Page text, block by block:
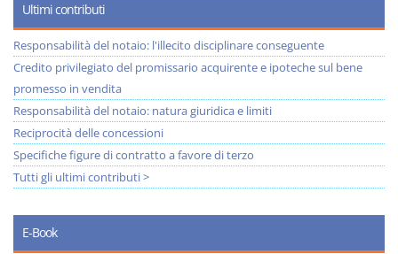
Ultimi contributi
Responsabilità del notaio: l'illecito disciplinare conseguente
Credito privilegiato del promissario acquirente e ipoteche sul bene
promesso in vendita
Responsabilità del notaio: natura giuridica e limiti
Reciprocità delle concessioni
Specifiche figure di contratto a favore di terzo
Tutti gli ultimi contributi >
E-Book